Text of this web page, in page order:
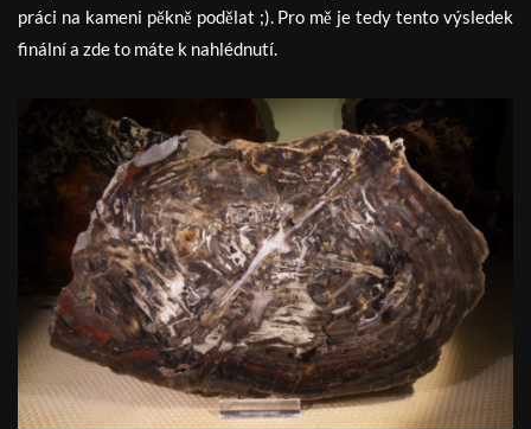
práci na kameni pěkně podělat ;). Pro mě je tedy tento výsledek
finální a zde to máte k nahlédnutí.